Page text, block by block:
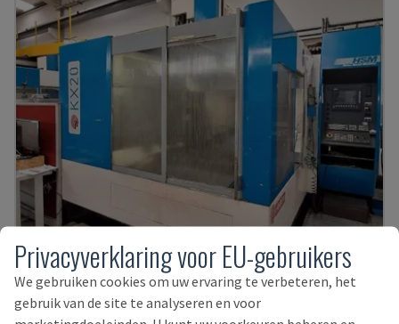
KX20
HURON - VERTICAAL BEWERKINGSCENTRUM
Privacyverklaring voor EU-gebruikers
We gebruiken cookies om uw ervaring te verbeteren, het
gebruik van de site te analyseren en voor